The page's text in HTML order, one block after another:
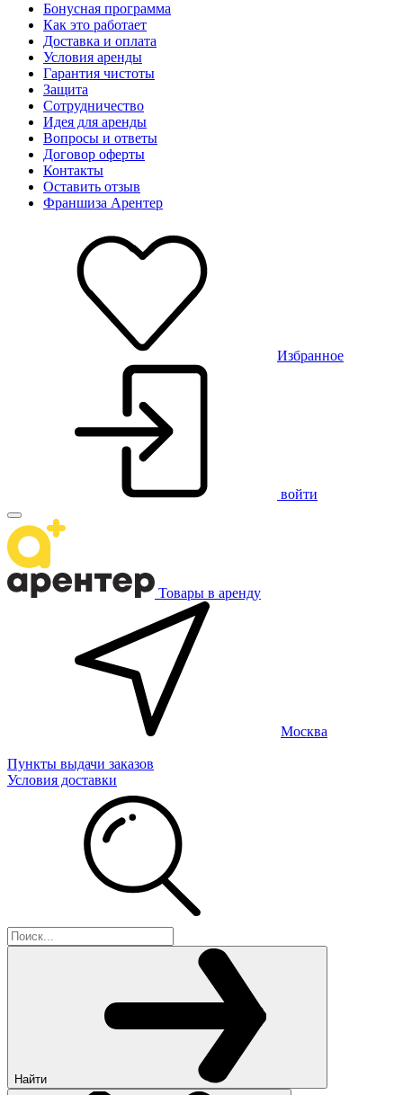
Бонусная программа
Как это работает
Доставка и оплата
Условия аренды
Гарантия чистоты
Защита
Сотрудничество
Идея для аренды
Вопросы и ответы
Договор оферты
Контакты
Оставить отзыв
Франшиза Арентер
Избранное
войти
Товары в аренду
Москва
Пункты выдачи заказов
Условия доставки
Найти